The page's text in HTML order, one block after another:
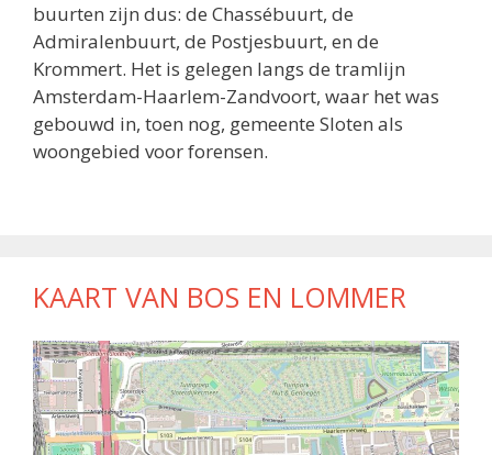
buurten zijn dus: de Chassébuurt, de
Admiralenbuurt, de Postjesbuurt, en de
Krommert. Het is gelegen langs de tramlijn
Amsterdam-Haarlem-Zandvoort, waar het was
gebouwd in, toen nog, gemeente Sloten als
woongebied voor forensen.
KAART VAN BOS EN LOMMER